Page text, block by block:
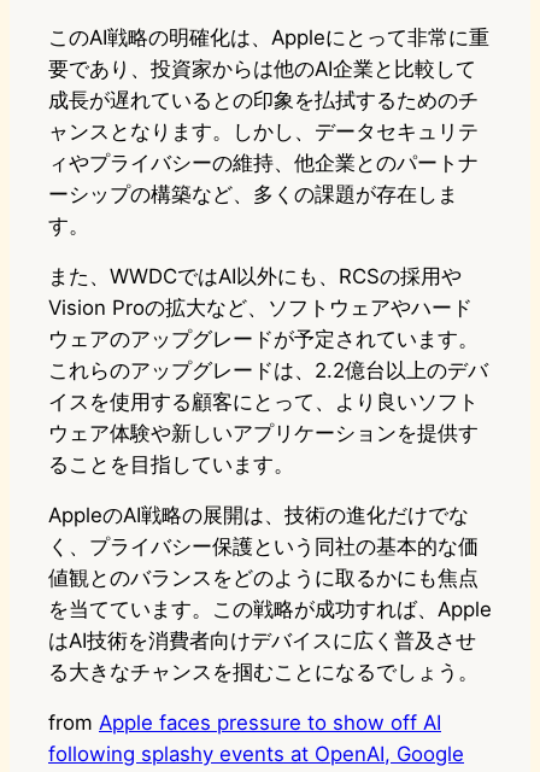
このAI戦略の明確化は、Appleにとって非常に重
要であり、投資家からは他のAI企業と比較して
成長が遅れているとの印象を払拭するためのチ
ャンスとなります。しかし、データセキュリテ
ィやプライバシーの維持、他企業とのパートナ
ーシップの構築など、多くの課題が存在しま
す。
また、WWDCではAI以外にも、RCSの採用や
Vision Proの拡大など、ソフトウェアやハード
ウェアのアップグレードが予定されています。
これらのアップグレードは、2.2億台以上のデバ
イスを使用する顧客にとって、より良いソフト
ウェア体験や新しいアプリケーションを提供す
ることを目指しています。
AppleのAI戦略の展開は、技術の進化だけでな
く、プライバシー保護という同社の基本的な価
値観とのバランスをどのように取るかにも焦点
を当てています。この戦略が成功すれば、Apple
はAI技術を消費者向けデバイスに広く普及させ
る大きなチャンスを掴むことになるでしょう。
from Apple faces pressure to show off AI
following splashy events at OpenAI, Google